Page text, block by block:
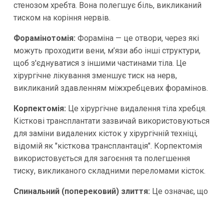
стенозом хребта. Вона полегшує біль, викликаний
тиском на коріння нервів.
Форамінотомія: Фораміна — це отвори, через які
можуть проходити вени, м’язи або інші структури,
щоб з'єднуватися з іншими частинами тіла. Це
хірургічне лікування зменшує тиск на нерв,
викликаний здавленням міжхребцевих форамінов.
Корпектомія: Це хірургічне видалення тіла хребця.
Кісткові трансплантати зазвичай використовуються
для заміни видалених кісток у хірургічній техніці,
відомій як "кісткова трансплантація". Корпектомія
використовується для загоєння та полегшення
тиску, викликаного складними переломами кісток.
Спинальний (поперековий) злиття: Це означає, що